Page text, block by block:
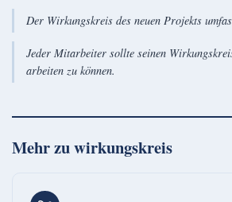
Der Wirkungskreis des neuen Projekts
Jeder Mitarbeiter sollte seinen
arbeiten zu können.
Mehr zuwirkungskreis